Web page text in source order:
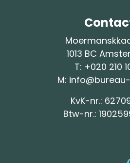
1013 BC
T: +020 210
M:
KvK-nr.:
Btw-nr.: